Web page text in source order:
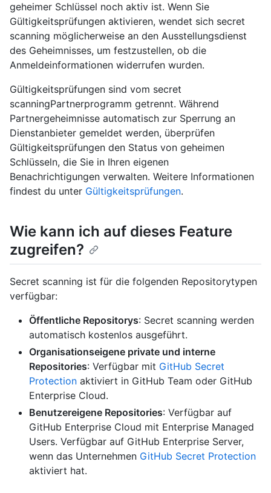
geheimer Schlüssel noch aktiv ist. Wenn Sie
Gültigkeitsprüfungen aktivieren, wendet sich secret
scanning möglicherweise an den Ausstellungsdienst
des Geheimnisses, um festzustellen, ob die
Anmeldeinformationen widerrufen wurden.
Gültigkeitsprüfungen sind vom secret
scanningPartnerprogramm getrennt. Während
Partnergeheimnisse automatisch zur Sperrung an
Dienstanbieter gemeldet werden, überprüfen
Gültigkeitsprüfungen den Status von geheimen
Schlüsseln, die Sie in Ihren eigenen
Benachrichtigungen verwalten. Weitere Informationen
findest du unter Gültigkeitsprüfungen.
Wie kann ich auf dieses Feature
zugreifen?
Secret scanning ist für die folgenden Repositorytypen
verfügbar:
Öffentliche Repositorys: Secret scanning werden
automatisch kostenlos ausgeführt.
Organisationseigene private und interne
Repositories: Verfügbar mit GitHub Secret
Protection aktiviert in GitHub Team oder GitHub
Enterprise Cloud.
Benutzereigene Repositories: Verfügbar auf
GitHub Enterprise Cloud mit Enterprise Managed
Users. Verfügbar auf GitHub Enterprise Server,
wenn das Unternehmen GitHub Secret Protection
aktiviert hat.